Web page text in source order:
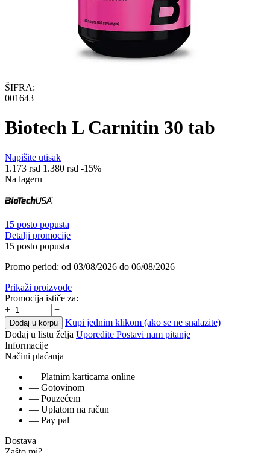
ŠIFRA:
001643
Biotech L Carnitin 30 tab
Napišite utisak
1.173 rsd 1.380 rsd -15%
Na lageru
15 posto popusta
Detalji promocije
15 posto popusta
Promo period: od 03/08/2026 do 06/08/2026
Prikaži proizvode
Promocija ističe za:
+
−
Dodaj u korpu
Kupi jednim klikom (ako se ne snalazite)
Dodaj u listu želja Uporedite Postavi nam pitanje
Informacije
Načini plaćanja
— Platnim karticama online
— Gotovinom
— Pouzećem
— Uplatom na račun
— Pay pal
Dostava